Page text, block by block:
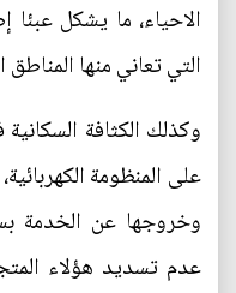
الاحياء، ما يشكل
التي تعاني منها
وكذلك الكثافة
على المنظومة
وخروجها عن الخدمة
عدم تسديد هؤلاء